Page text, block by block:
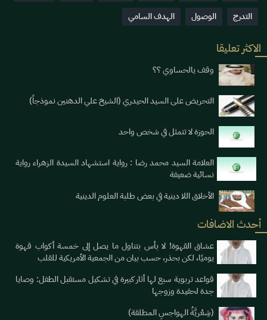
التدرج
الوصول الهدف السامي
الاكثر تعليقا
وقف يالحساوي ؟؟
التحريض على السيد الحيدري (الشيخ علي الدهنين نموذجاً)
الحوزة لا تتمثل في شخص واحد
العلامة السيد محمد رضا : رواية استشهاد السيدة الزهراء رواية
نسائية ضعيفة
الأخلاق اللا دينية في بعض طلبة العلوم الدينية
أحدث الاضافات
عشاق القهوة! لا بأس بتناول ما يصل إلى خمسة أكواب قهوة
يوميََا، لكن بحذر، حسب بيان من الجمعية الأمريكية للقلب
قواعد تربوية سبع لها أثار كبيرة في تشكيل مستقبل الطفل: وصايا
جدة لحفيدة وزوجها
(شِعْريَّةُ الهواجسِ المطلقة)